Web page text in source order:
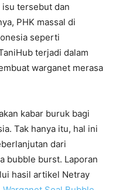
isu tersebut dan
PHK massal di
seperti
terjadi dalam
warganet merasa
kabar buruk bagi
Tak hanya itu, hal ini
dari
bubble burst. Laporan
hasil artikel Netray